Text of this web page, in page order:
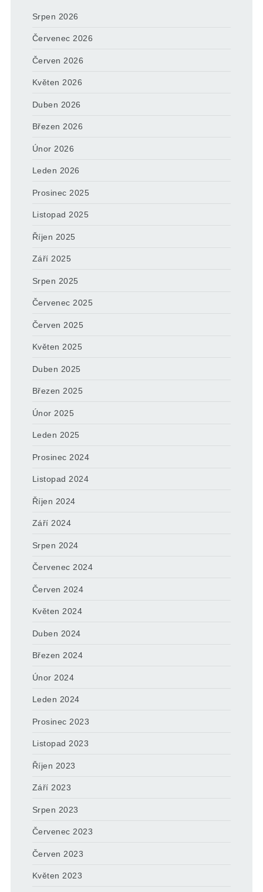
Srpen 2026
Červenec 2026
Červen 2026
Květen 2026
Duben 2026
Březen 2026
Únor 2026
Leden 2026
Prosinec 2025
Listopad 2025
Říjen 2025
Září 2025
Srpen 2025
Červenec 2025
Červen 2025
Květen 2025
Duben 2025
Březen 2025
Únor 2025
Leden 2025
Prosinec 2024
Listopad 2024
Říjen 2024
Září 2024
Srpen 2024
Červenec 2024
Červen 2024
Květen 2024
Duben 2024
Březen 2024
Únor 2024
Leden 2024
Prosinec 2023
Listopad 2023
Říjen 2023
Září 2023
Srpen 2023
Červenec 2023
Červen 2023
Květen 2023